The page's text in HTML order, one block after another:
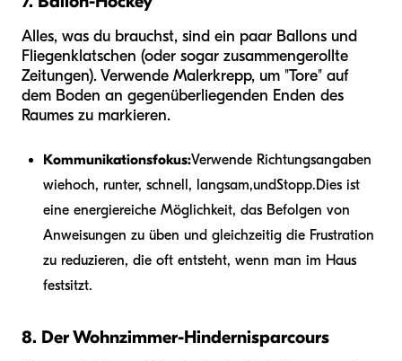
Alles, was du brauchst, sind ein paar Ballons und
Fliegenklatschen (oder sogar zusammengerollte
Zeitungen). Verwende Malerkrepp, um "Tore" auf
dem Boden an gegenüberliegenden Enden des
Raumes zu markieren.
Kommunikationsfokus:Verwende Richtungsangaben
wiehoch, runter, schnell, langsam,undStopp.Dies ist
eine energiereiche Möglichkeit, das Befolgen von
Anweisungen zu üben und gleichzeitig die Frustration
zu reduzieren, die oft entsteht, wenn man im Haus
festsitzt.
8. Der Wohnzimmer-Hindernisparcours